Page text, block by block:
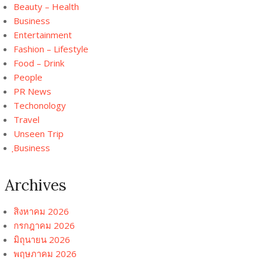
Beauty – Health
Business
Entertainment
Fashion – Lifestyle
Food – Drink
People
PR News
Techonology
Travel
Unseen Trip
ฺBusiness
Archives
สิงหาคม 2026
กรกฎาคม 2026
มิถุนายน 2026
พฤษภาคม 2026